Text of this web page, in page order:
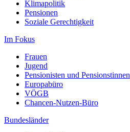
Klimapolitik
Pensionen
Soziale Gerechtigkeit
Im Fokus
Frauen
Jugend
Pensionisten und Pensionstinnen
Europabüro
VÖGB
Chancen-Nutzen-Büro
Bundesländer